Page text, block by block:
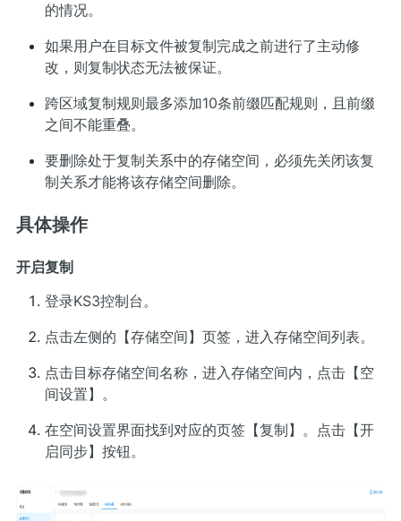
的情况。
如果用户在目标文件被复制完成之前进行了主动修
改，则复制状态无法被保证。
跨区域复制规则最多添加10条前缀匹配规则，且前缀
之间不能重叠。
要删除处于复制关系中的存储空间，必须先关闭该复
制关系才能将该存储空间删除。
具体操作
开启复制
登录KS3控制台。
点击左侧的【存储空间】页签，进入存储空间列表。
点击目标存储空间名称，进入存储空间内，点击【空
间设置】。
在空间设置界面找到对应的页签【复制】。点击【开
启同步】按钮。